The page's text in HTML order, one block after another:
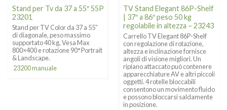
Stand per Tv da 37 a 55″ 55P
23201
Stand per TV Color da 37 a 55″
di diagonale, peso massimo
supportato 40 kg, Vesa Max
800×400 e rotazione 90° Portrait
& Landscape.
23200 manuale
TV Stand Elegant 86P-Shelf
| 37″ a 86″ peso 50 kg
regolabile in altezza – 23243
Carrello TV Elegant 86P-Shelf
con regolazione di rotazione,
altezza e inclinazione fornisce
angoli di visione migliori. Un
ripiano attaccato può contenere
apparecchiature AV e altri piccoli
oggetti. 4 rotelle bloccabili
consentono un movimento fluido
e possono bloccarsi saldamente
in posizione.